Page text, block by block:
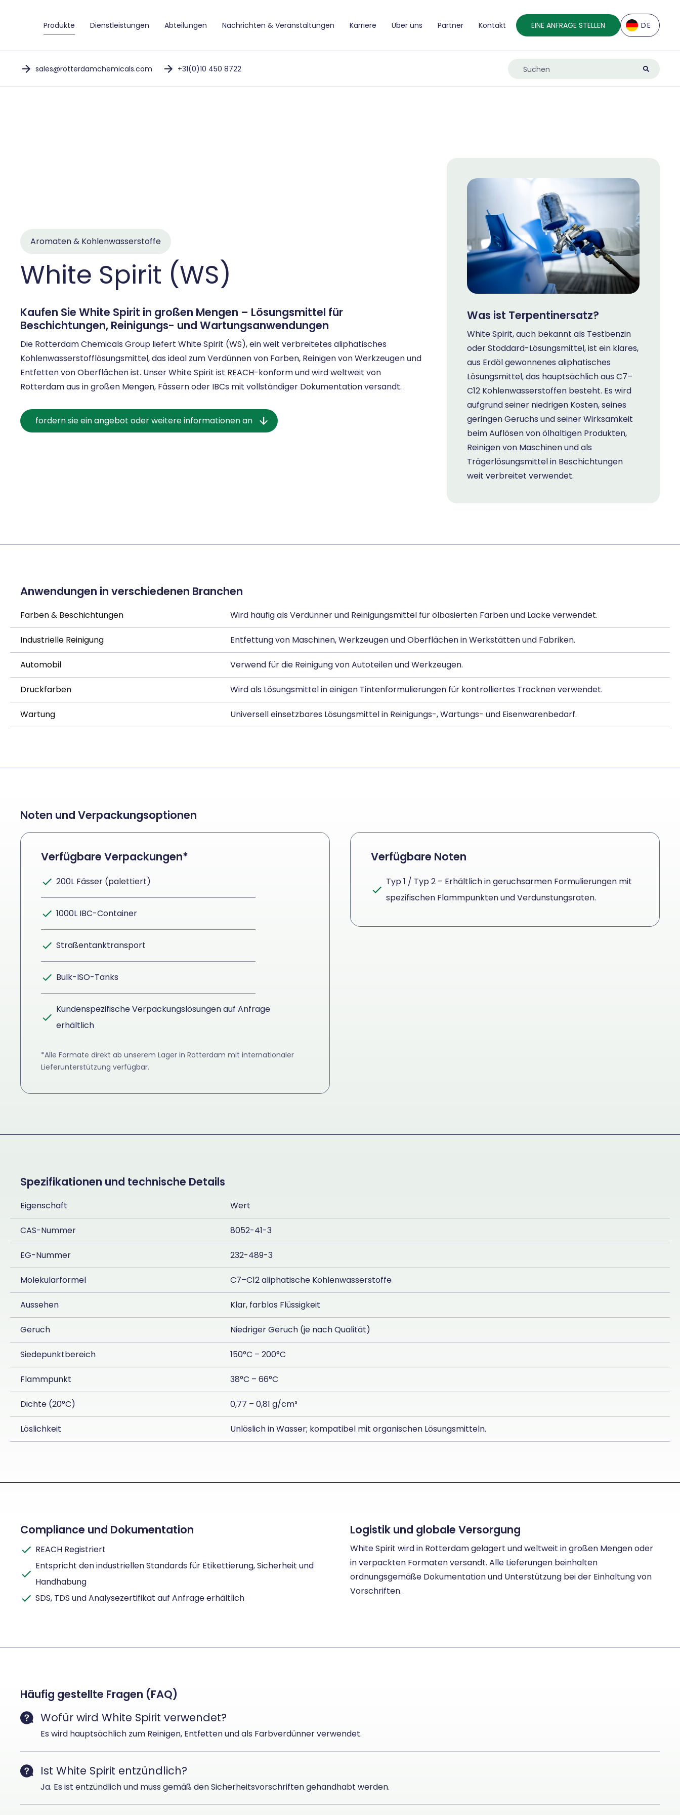
Produkte Dienstleistungen Abteilungen Nachrichten & Veranstaltungen Karriere Über uns Partner Kontakt EINE ANFRAGE STELLEN DE
DE
sales@rotterdamchemicals.com +31(0)10 450 8722
Aromaten & Kohlenwasserstoffe
White Spirit (WS)
Kaufen Sie White Spirit in großen Mengen – Lösungsmittel für
Beschichtungen, Reinigungs- und Wartungsanwendungen
Die Rotterdam Chemicals Group liefert White Spirit (WS), ein weit verbreitetes aliphatisches
Kohlenwasserstofflösungsmittel, das ideal zum Verdünnen von Farben, Reinigen von Werkzeugen und
Entfetten von Oberflächen ist. Unser White Spirit ist REACH-konform und wird weltweit von
Rotterdam aus in großen Mengen, Fässern oder IBCs mit vollständiger Dokumentation versandt.
fordern sie ein angebot oder weitere informationen an
Was ist Terpentinersatz?
White Spirit, auch bekannt als Testbenzin
oder Stoddard-Lösungsmittel, ist ein klares,
aus Erdöl gewonnenes aliphatisches
Lösungsmittel, das hauptsächlich aus C7–
C12 Kohlenwasserstoffen besteht. Es wird
aufgrund seiner niedrigen Kosten, seines
geringen Geruchs und seiner Wirksamkeit
beim Auflösen von ölhaltigen Produkten,
Reinigen von Maschinen und als
Trägerlösungsmittel in Beschichtungen
weit verbreitet verwendet.
Anwendungen in verschiedenen Branchen
Farben & Beschichtungen Wird häufig als Verdünner und Reinigungsmittel für ölbasierten Farben und Lacke verwendet.
Industrielle Reinigung Entfettung von Maschinen, Werkzeugen und Oberflächen in Werkstätten und Fabriken.
Automobil Verwend für die Reinigung von Autoteilen und Werkzeugen.
Druckfarben Wird als Lösungsmittel in einigen Tintenformulierungen für kontrolliertes Trocknen verwendet.
Wartung Universell einsetzbares Lösungsmittel in Reinigungs-, Wartungs- und Eisenwarenbedarf.
Noten und Verpackungsoptionen
Verfügbare Verpackungen*
200L Fässer (palettiert)
1000L IBC-Container
Straßentanktransport
Bulk-ISO-Tanks
Kundenspezifische Verpackungslösungen auf Anfrage
erhältlich
*Alle Formate direkt ab unserem Lager in Rotterdam mit internationaler
Lieferunterstützung verfügbar.
Verfügbare Noten
Typ 1 / Typ 2 – Erhältlich in geruchsarmen Formulierungen mit
spezifischen Flammpunkten und Verdunstungsraten.
Spezifikationen und technische Details
Eigenschaft Wert
CAS-Nummer 8052-41-3
EG-Nummer 232-489-3
Molekularformel C7–C12 aliphatische Kohlenwasserstoffe
Aussehen Klar, farblos Flüssigkeit
Geruch Niedriger Geruch (je nach Qualität)
Siedepunktbereich 150°C – 200°C
Flammpunkt 38°C – 66°C
Dichte (20°C) 0,77 – 0,81 g/cm³
Löslichkeit Unlöslich in Wasser; kompatibel mit organischen Lösungsmitteln.
Compliance und Dokumentation
REACH Registriert
Entspricht den industriellen Standards für Etikettierung, Sicherheit und
Handhabung
SDS, TDS und Analysezertifikat auf Anfrage erhältlich
Logistik und globale Versorgung
White Spirit wird in Rotterdam gelagert und weltweit in großen Mengen oder
in verpackten Formaten versandt. Alle Lieferungen beinhalten
ordnungsgemäße Dokumentation und Unterstützung bei der Einhaltung von
Vorschriften.
Häufig gestellte Fragen (FAQ)
Wofür wird White Spirit verwendet?
Es wird hauptsächlich zum Reinigen, Entfetten und als Farbverdünner verwendet.
Ist White Spirit entzündlich?
Ja. Es ist entzündlich und muss gemäß den Sicherheitsvorschriften gehandhabt werden.